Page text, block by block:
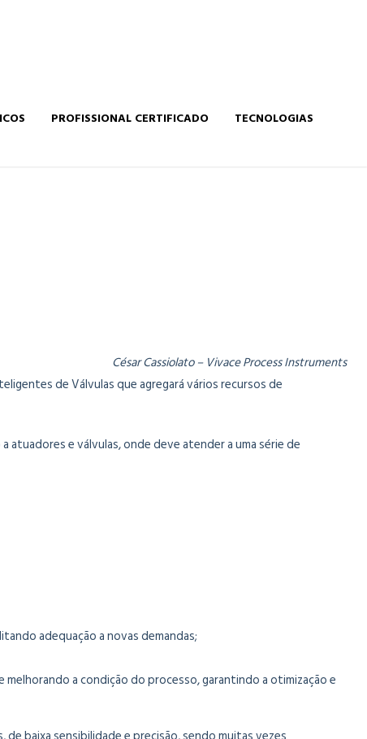
PROFISSIONAL CERTIFICADO
TECNOLOGIAS
César Cassiolato – Vivace Process Instruments
de Válvulas que agregará vários recursos de
e válvulas, onde deve atender a uma série de
adequação a novas demandas;
a condição do processo, garantindo a otimização e